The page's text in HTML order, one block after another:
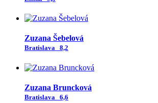
Zuzana Šebelová
Bratislava 8,2
Zuzana Bruncková
Bratislava 6,6